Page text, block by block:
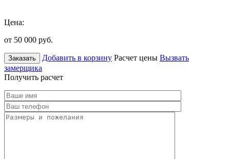
Цена:
от 50 000 руб.
Заказать Добавить в корзину Расчет цены Вызвать
замерщика
Получить расчет